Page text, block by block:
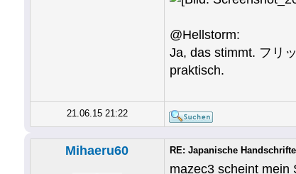
@Hellstorm:
Ja, das stimmt. フリ
praktisch.
21.06.15 21:22
Mihaeru60 RE: Japanische
mazec3 scheint mein